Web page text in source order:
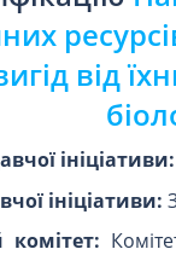
від
ініціативи:
ініціативи:
комітет: